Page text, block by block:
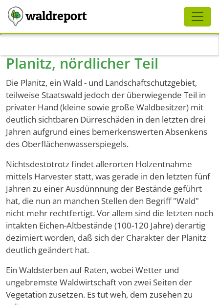
waldreport
Planitz, nördlicher Teil
Die Planitz, ein Wald - und Landschaftschutzgebiet,
teilweise Staatswald jedoch der überwiegende Teil in
privater Hand (kleine sowie große Waldbesitzer) mit
deutlich sichtbaren Dürreschäden in den letzten drei
Jahren aufgrund eines bemerkenswerten Absenkens
des Oberflächenwasserspiegels.
Nichtsdestotrotz findet allerorten Holzentnahme
mittels Harvester statt, was gerade in den letzten fünf
Jahren zu einer Ausdünnnung der Bestände geführt
hat, die nun an manchen Stellen den Begriff "Wald"
nicht mehr rechtfertigt. Vor allem sind die letzten noch
intakten Eichen-Altbestände (100-120 Jahre) derartig
dezimiert worden, daß sich der Charakter der Planitz
deutlich geändert hat.
Ein Waldsterben auf Raten, wobei Wetter und
ungebremste Waldwirtschaft von zwei Seiten der
Vegetation zusetzen. Es tut weh, dem zusehen zu
Schliessen